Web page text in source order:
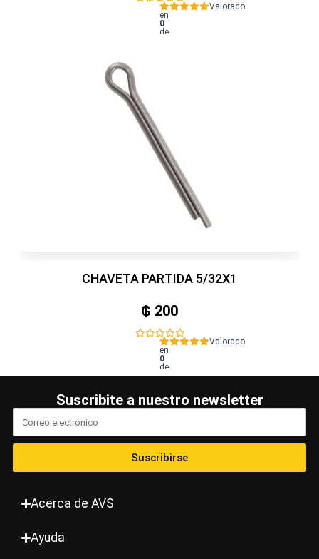
Valorado
en
0
de
CHAVETA PARTIDA 5/32X1
₲ 200
Valorado
en
0
de
5
Suscribite a nuestro newsletter
Suscribirse
Acerca de AVS
Ayuda